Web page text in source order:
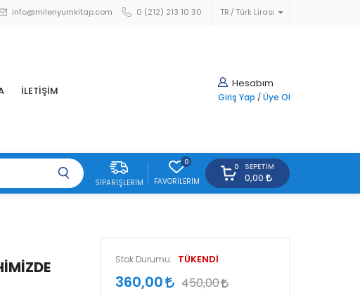
TR Türk Lirası
info@milenyumkitap.com 0 (212) 213 10 30
Hesabım
Giriş Yap / Üye Ol
İLETİŞİM
SIPARIŞLERIM
0
FAVORILERIM
0 SEPETIM
0,00
Stok Durumu: TÜKENDİ
360,00 450,00